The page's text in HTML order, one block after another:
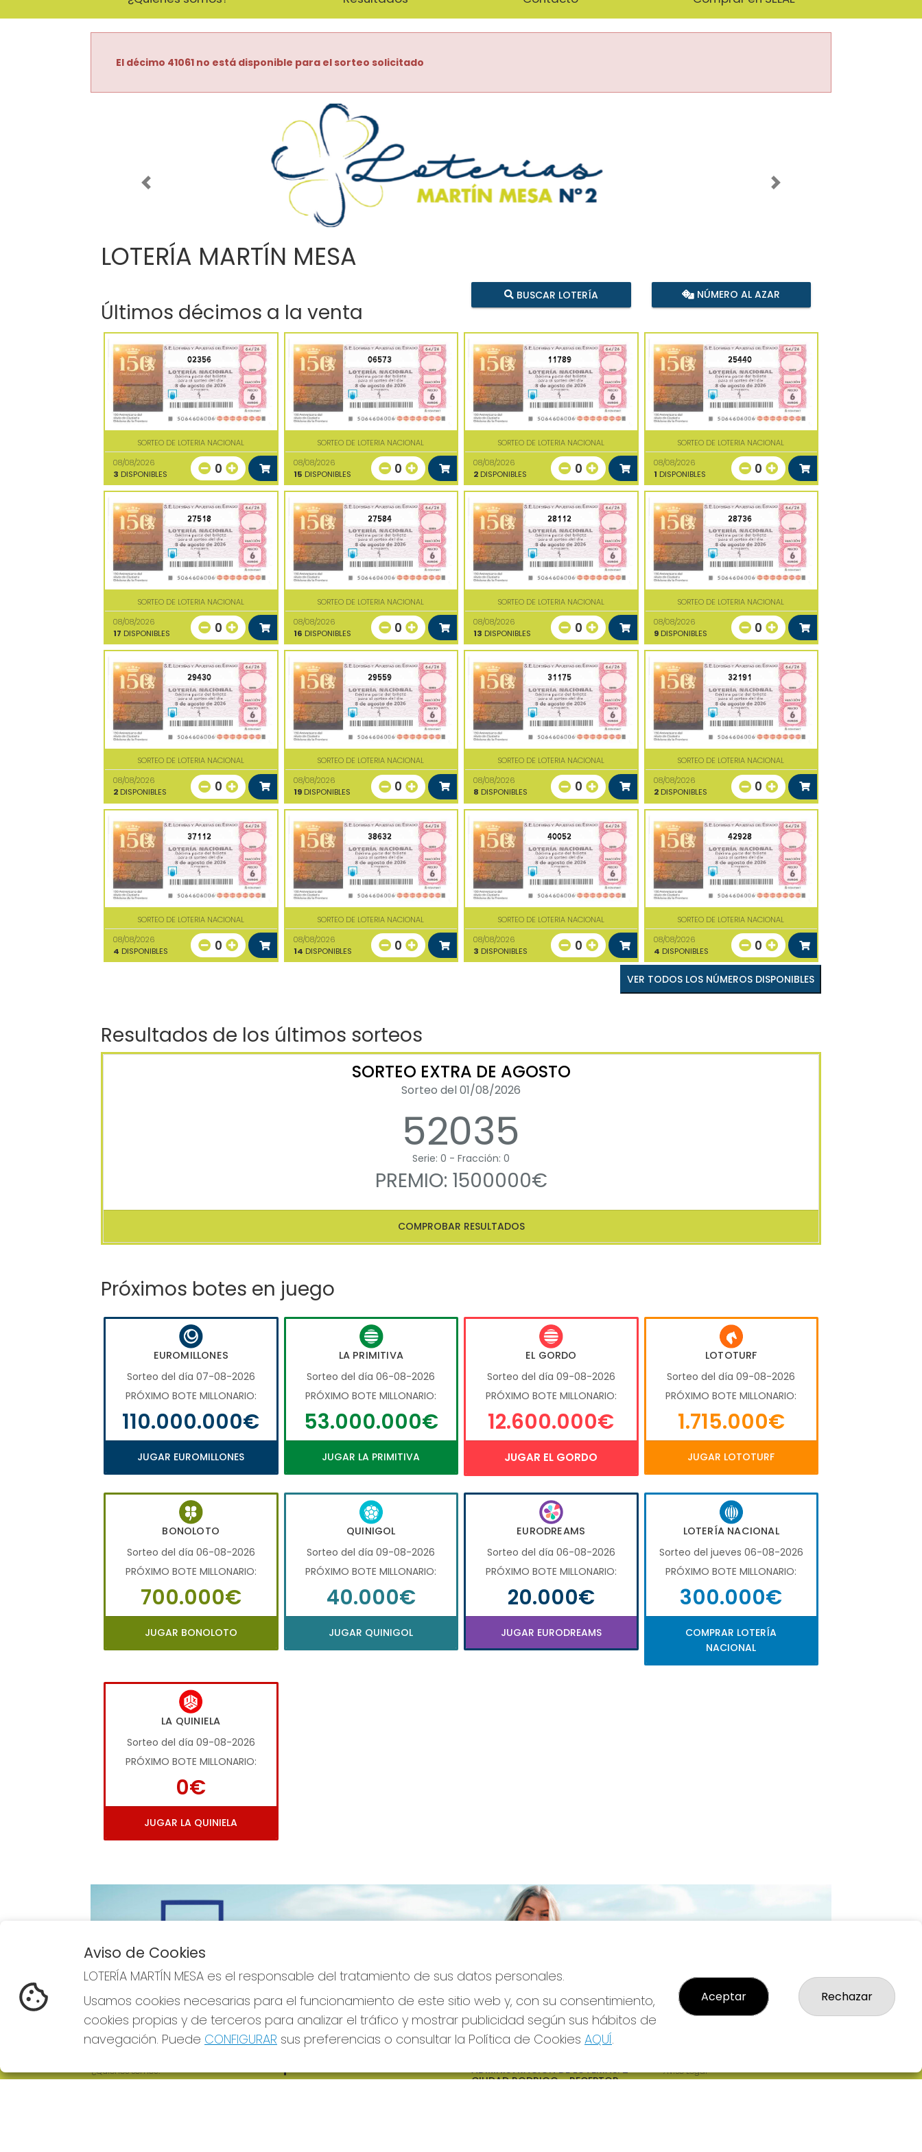
El décimo 41061 no está disponible para el sorteo solicitado
Imagen anterior Imagen siguiente
LOTERÍA MARTÍN MESA
Últimos décimos a la venta
BUSCAR LOTERÍA NÚMERO AL AZAR
02356
SORTEO DE LOTERIA NACIONAL
08/08/2026
3 DISPONIBLES 0
06573
SORTEO DE LOTERIA NACIONAL
08/08/2026
15 DISPONIBLES 0
11789
SORTEO DE LOTERIA NACIONAL
08/08/2026
2 DISPONIBLES 0
25440
SORTEO DE LOTERIA NACIONAL
08/08/2026
1 DISPONIBLES 0
27518
SORTEO DE LOTERIA NACIONAL
08/08/2026
17 DISPONIBLES 0
27584
SORTEO DE LOTERIA NACIONAL
08/08/2026
16 DISPONIBLES 0
28112
SORTEO DE LOTERIA NACIONAL
08/08/2026
13 DISPONIBLES 0
28736
SORTEO DE LOTERIA NACIONAL
08/08/2026
9DISPONIBLES 0
29430
SORTEO DE LOTERIA NACIONAL
08/08/2026
2 DISPONIBLES 0
29559
SORTEO DE LOTERIA NACIONAL
08/08/2026
19DISPONIBLES 0
31175
SORTEO DE LOTERIA NACIONAL
08/08/2026
8 DISPONIBLES 0
32191
SORTEO DE LOTERIA NACIONAL
08/08/2026
2DISPONIBLES 0
37112
SORTEO DE LOTERIA NACIONAL
08/08/2026
4 DISPONIBLES 0
38632
SORTEO DE LOTERIA NACIONAL
08/08/2026
14 DISPONIBLES 0
40052
SORTEO DE LOTERIA NACIONAL
08/08/2026
3 DISPONIBLES 0
42928
SORTEO DE LOTERIA NACIONAL
08/08/2026
4 DISPONIBLES 0
VER TODOS LOS NÚMEROS DISPONIBLES
Resultados de los últimos sorteos
SORTEO EXTRA DE AGOSTO
Sorteo del 01/08/2026
52035
Serie: 0 - Fracción: 0
PREMIO: 1500000€
COMPROBAR RESULTADOS
Próximos botes en juego
EUROMILLONES
Sorteo del día 07-08-2026
PRÓXIMO BOTE MILLONARIO:
110.000.000€
JUGAR EUROMILLONES
LA PRIMITIVA
Sorteo del día 06-08-2026
PRÓXIMO BOTE MILLONARIO:
53.000.000€
JUGAR LA PRIMITIVA
EL GORDO
Sorteo del día 09-08-2026
PRÓXIMO BOTE MILLONARIO:
12.600.000€
JUGAR EL GORDO
LOTOTURF
Sorteo del día 09-08-2026
PRÓXIMO BOTE MILLONARIO:
1.715.000€
JUGAR LOTOTURF
BONOLOTO
Sorteo del día 06-08-2026
PRÓXIMO BOTE MILLONARIO:
700.000€
JUGAR BONOLOTO
QUINIGOL
Sorteo del día 09-08-2026
PRÓXIMO BOTE MILLONARIO:
40.000€
JUGAR QUINIGOL
EURODREAMS
Sorteo del día 06-08-2026
PRÓXIMO BOTE MILLONARIO:
20.000€
JUGAR EURODREAMS
LOTERÍA NACIONAL
Sorteo del jueves 06-08-2026
PRÓXIMO BOTE MILLONARIO:
300.000€
COMPRAR LOTERÍA
NACIONAL
LA QUINIELA
Sorteo del día 09-08-2026
PRÓXIMO BOTE MILLONARIO:
0€
JUGAR LA QUINIELA
Imagen anterior
LOTERÍA MARTÍN MESA
¿Quiénes somos?
REDES SOCIALES
ADMINISTRACION DE LOTERIAS: 2-
CIUDAD RODRIGO - RECEPTOR
Aviso Legal
Aviso de Cookies
LOTERÍA MARTÍN MESA es el responsable del tratamiento de sus datos personales.
Usamos cookies necesarias para el funcionamiento de este sitio web y, con su consentimiento,
cookies propias y de terceros para analizar el tráfico y mostrar publicidad según sus hábitos de
navegación. Puede CONFIGURAR sus preferencias o consultar la Política de Cookies AQUÍ.
Aceptar Rechazar